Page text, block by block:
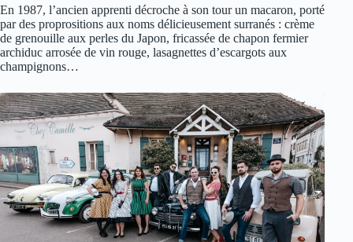
En 1987, l’ancien apprenti décroche à son tour un macaron, porté
par des proprositions aux noms délicieusement surranés : crème
de grenouille aux perles du Japon, fricassée de chapon fermier
archiduc arrosée de vin rouge, lasagnettes d’escargots aux
champignons…